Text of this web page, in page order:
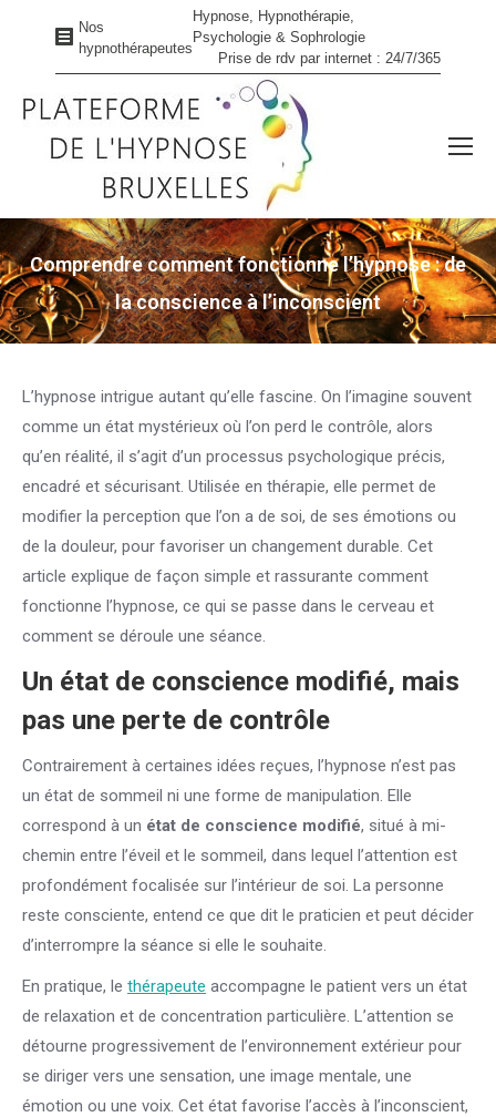
Nos
hypnothérapeutes
Hypnose, Hypnothérapie,
Psychologie & Sophrologie
Prise de rdv par internet : 24/7/365
Comprendre comment fonctionne l’hypnose : de
la conscience à l’inconscient
Vous êtes ici :
L’hypnose intrigue autant qu’elle fascine. On l’imagine souvent
comme un état mystérieux où l’on perd le contrôle, alors
qu’en réalité, il s’agit d’un processus psychologique précis,
encadré et sécurisant. Utilisée en thérapie, elle permet de
modifier la perception que l’on a de soi, de ses émotions ou
de la douleur, pour favoriser un changement durable. Cet
article explique de façon simple et rassurante comment
fonctionne l’hypnose, ce qui se passe dans le cerveau et
comment se déroule une séance.
Un état de conscience modifié, mais
pas une perte de contrôle
Contrairement à certaines idées reçues, l’hypnose n’est pas
un état de sommeil ni une forme de manipulation. Elle
correspond à un état de conscience modifié, situé à mi-
chemin entre l’éveil et le sommeil, dans lequel l’attention est
profondément focalisée sur l’intérieur de soi. La personne
reste consciente, entend ce que dit le praticien et peut décider
d’interrompre la séance si elle le souhaite.
En pratique, le thérapeute accompagne le patient vers un état
de relaxation et de concentration particulière. L’attention se
détourne progressivement de l’environnement extérieur pour
se diriger vers une sensation, une image mentale, une
émotion ou une voix. Cet état favorise l’accès à l’inconscient,